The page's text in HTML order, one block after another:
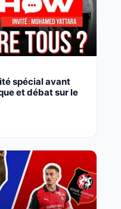
spécial avant
et débat sur le